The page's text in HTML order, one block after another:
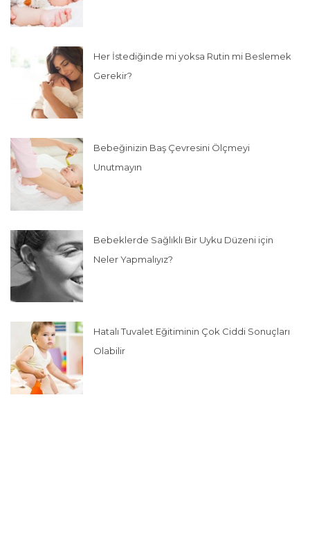
Her İstediğinde mi yoksa Rutin mi Beslemek
Gerekir?
Bebeğinizin Baş Çevresini Ölçmeyi
Unutmayın
Bebeklerde Sağlıklı Bir Uyku Düzeni için
Neler Yapmalıyız?
Hatalı Tuvalet Eğitiminin Çok Ciddi Sonuçları
Olabilir